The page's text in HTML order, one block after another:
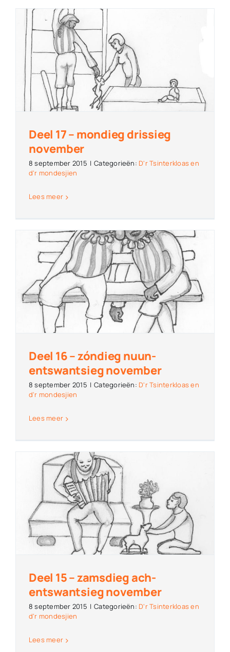
Deel 17 – mondieg drissieg
november
8 september 2015 | Categorieën: D'r Tsinterkloas en
d'r mondesjien
Lees meer
Deel 16 – zóndieg nuun-
entswantsieg november
8 september 2015 | Categorieën: D'r Tsinterkloas en
d'r mondesjien
Lees meer
Deel 15 – zamsdieg ach-
entswantsieg november
8 september 2015 | Categorieën: D'r Tsinterkloas en
d'r mondesjien
Lees meer